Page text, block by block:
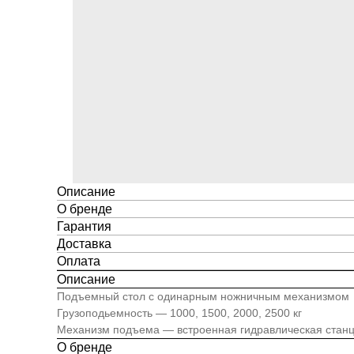
Описание
О бренде
Гарантия
Доставка
Оплата
Описание
Подъемный стол с одинарным ножничным механизмом
Грузоподьемность — 1000, 1500, 2000, 2500 кг
Механизм подъема — встроенная гидравлическая
О бренде